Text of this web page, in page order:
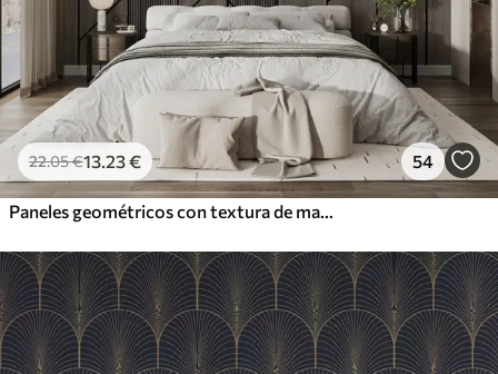
22.05€13 .23€ 54